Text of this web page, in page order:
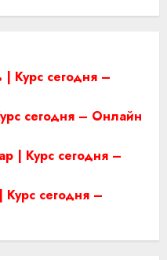
Курс сегодня –
сегодня – Онлайн
| Курс сегодня –
сегодня –